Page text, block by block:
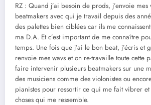
RZ : Quand j’ai besoin de prods, j’envoie mes
beatmakers avec qui je travail depuis des
des palettes bien ciblées car ils me
ma D.A. Et c’est important de me connaître
temps. Une fois que j’ai le bon beat, j’écris et
renvoie mes wavs et on re-travaille toute cette
faire intervenir plusieurs beatmakers sur une
des musiciens comme des violonistes ou
pianistes pour ressortir ce qui me fait vibrer
choses qui me ressemble.